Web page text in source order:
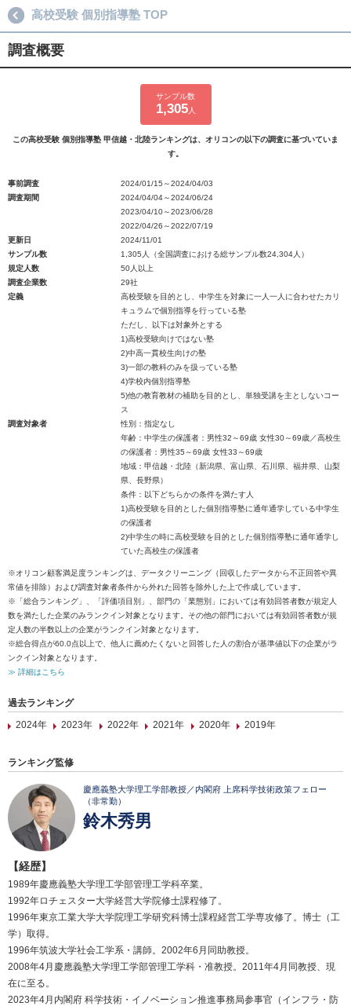
高校受験 個別指導塾 TOP
調査概要
サンプル数
1,305人
この高校受験 個別指導塾 甲信越・北陸ランキングは、オリコンの以下の調査に基づいていま
す。
事前調査
2024/01/15～2024/04/03
調査期間
2024/04/04～2024/06/24
2023/04/10～2023/06/28
2022/04/26～2022/07/19
更新日
2024/11/01
サンプル数
1,305人（全国調査における総サンプル数24,304人）
規定人数
50人以上
調査企業数
29社
定義
高校受験を目的とし、中学生を対象に一人一人に合わせたカリ
キュラムで個別指導を行っている塾
ただし、以下は対象外とする
1)高校受験向けではない塾
2)中高一貫校生向けの塾
3)一部の教科のみを扱っている塾
4)学校内個別指導塾
5)他の教育教材の補助を目的とし、単独受講を主としないコー
ス
調査対象者
性別：指定なし
年齢：中学生の保護者：男性32～69歳 女性30～69歳／高校生
の保護者：男性35～69歳 女性33～69歳
地域：甲信越・北陸（新潟県、富山県、石川県、福井県、山梨
県、長野県）
条件：以下どちらかの条件を満たす人
1)高校受験を目的とした個別指導塾に通年通学している中学生
の保護者
2)中学生の時に高校受験を目的とした個別指導塾に通年通学し
ていた高校生の保護者
※オリコン顧客満足度ランキングは、データクリーニング（回収したデータから不正回答や異
常値を排除）および調査対象者条件から外れた回答を除外した上で作成しています。
※「総合ランキング」、「評価項目別」、部門の「業態別」においては有効回答者数が規定人
数を満たした企業のみランクイン対象となります。その他の部門においては有効回答者数が規
定人数の半数以上の企業がランクイン対象となります。
※総合得点が60.0点以上で、他人に薦めたくないと回答した人の割合が基準値以下の企業がラ
ンクイン対象となります。
≫ 詳細はこちら
過去ランキング
2024年
2023年 2022年 2021年 2020年 2019年
ランキング監修
慶應義塾大学理工学部教授／内閣府 上席科学技術政策フェロー
（非常勤）
鈴木秀男
【経歴】
1989年慶應義塾大学理工学部管理工学科卒業。
1992年ロチェスター大学経営大学院修士課程修了。
1996年東京工業大学大学院理工学研究科博士課程経営工学専攻修了。博士（工
学）取得。
1996年筑波大学社会工学系・講師。2002年6月同助教授。
2008年4月慶應義塾大学理工学部管理工学科・准教授。2011年4月同教授、現
在に至る。
2023年4月内閣府 科学技術・イノベーション推進事務局参事官（インフラ・防